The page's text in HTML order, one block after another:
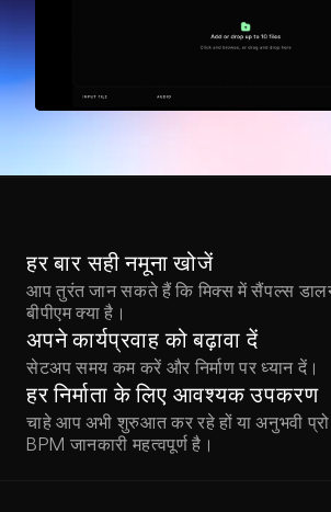
हर बार सही नमूना खोजें
आप तुरंत जान सकते हैं कि मिक्स में सैंपल्स
बीपीएम क्या है।
अपने कार्यप्रवाह को बढ़ावा दें
सेटअप समय कम करें और निर्माण पर ध्यान दें।
हर निर्माता के लिए आवश्यक उपकरण
चाहे आप अभी शुरुआत कर रहे हों या अनुभवी
BPM जानकारी महत्वपूर्ण है।